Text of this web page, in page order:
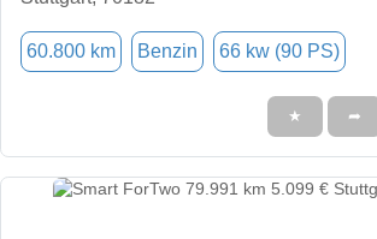
60.800 km Benzin 66 kw (90 PS)
★ ➦